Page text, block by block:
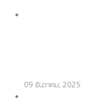
09 ธันวาคม, 2025